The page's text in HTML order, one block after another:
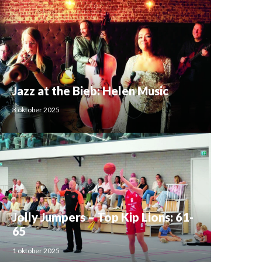
Jazz at the Bieb: Helen Music
3 oktober 2025
Jolly Jumpers – Top Kip Lions: 61-
65
1 oktober 2025